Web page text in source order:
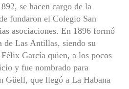
se hacen cargo de la
fundaron el Colegio San
asociaciones. En 1896 formó
de Las Antillas, siendo su
García quien, a los pocos
y fue nombrado para
Güell, que llegó a La Habana